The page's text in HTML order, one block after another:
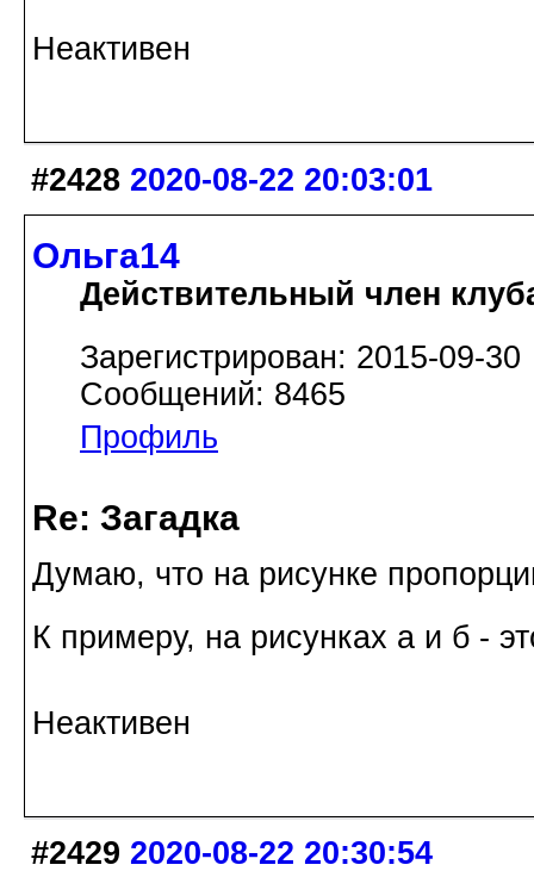
Неактивен
#2428 2020-08-22 20:03:01
Ольга14
Действительный член
Зарегистрирован: 2015-09-30
Сообщений: 8465
Профиль
Re: Загадка
Думаю, что на рисунке
К примеру, на рисунках а и б -
Неактивен
#2429 2020-08-22 20:30:54